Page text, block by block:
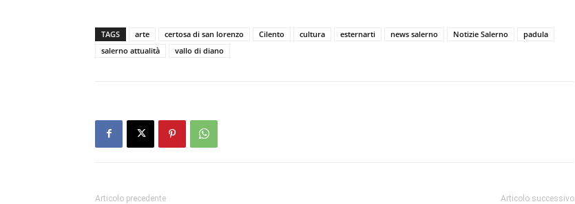
TAGS arte certosa di san lorenzo Cilento cultura esternarti news salerno Notizie Salerno
padula
salerno attualità
vallo di diano
Articolo precedente Articolo successivo